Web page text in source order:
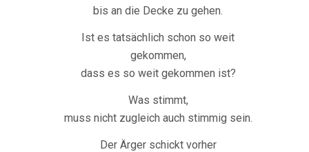
bis an die Decke zu gehen.
Ist es tatsächlich schon so weit
gekommen,
dass es so weit gekommen ist?
Was stimmt,
muss nicht zugleich auch stimmig sein.
Der Ärger schickt vorher